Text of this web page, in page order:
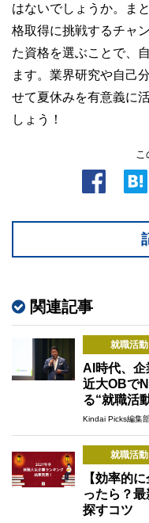
はないでしょうか。ま
格取得に挑戦するチャ
た資格を選ぶことで、
ます。業界研究や自己
せて夏休みを有意義に
しょう！
こ
関連記事
就職活動
AI時代、企
近大OBで
る“就職活
Kindai Picks編集
就職活動
【効率的
ったら？
探すコツ